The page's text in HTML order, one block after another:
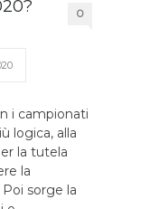
0
i campionati
logica, alla
la tutela
la
sorge la